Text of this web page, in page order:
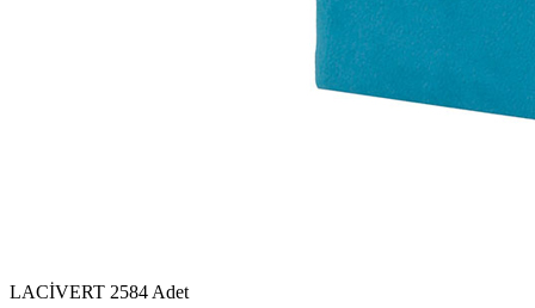
LACİVERT 2584 Adet